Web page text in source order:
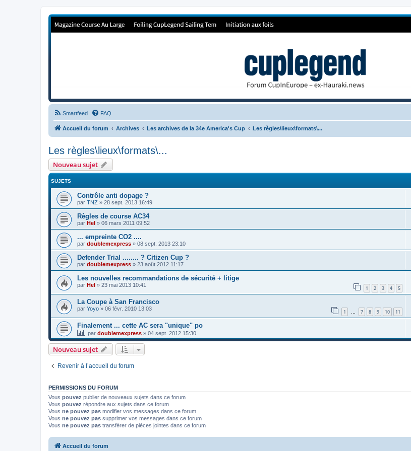
Forum de Cup In Europe
Smartfeed FAQ
Accueil du forum Archives Les archives de la 34e America's Cup Les règles\lieux\formats\...
Les règles\lieux\formats\...
Nouveau sujet
SUJETS
Contrôle anti dopage ?
par TNZ » 28 sept. 2013 16:49
Règles de course AC34
par Hel » 06 mars 2011 09:52
... empreinte CO2 ....
par doublemexpress » 08 sept. 2013 23:10
Defender Trial ........ ? Citizen Cup ?
par doublemexpress » 23 août 2012 11:17
Les nouvelles recommandations de sécurité + litige
par Hel » 23 mai 2013 10:41 1 2 3 4 5
La Coupe à San Francisco
par Yoyo » 06 févr. 2010 13:03 1 … 7 8 9 10 11
Finalement ... cette AC sera "unique" po
par doublemexpress » 04 sept. 2012 15:30
Nouveau sujet
Revenir à l’accueil du forum
PERMISSIONS DU FORUM
Vous pouvez publier de nouveaux sujets dans ce forum
Vous pouvez répondre aux sujets dans ce forum
Vous ne pouvez pas modifier vos messages dans ce forum
Vous ne pouvez pas supprimer vos messages dans ce forum
Vous ne pouvez pas transférer de pièces jointes dans ce forum
Accueil du forum